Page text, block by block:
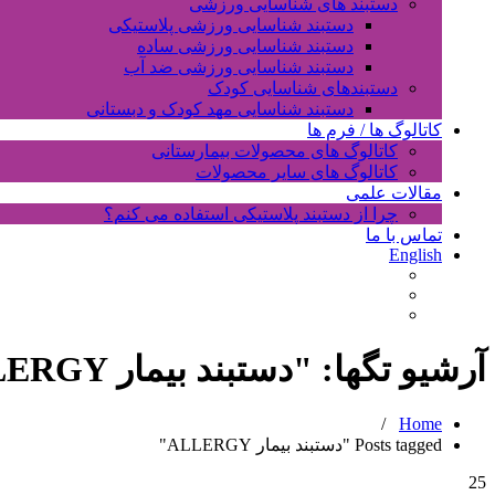
دستبند شناسایی ورزشی پلاستیکی
دستبند شناسایی ورزشی ساده
دستبند شناسایی ورزشی ضد آب
دستبندهای شناسایی کودک
دستبند شناسایی مهد کودک و دبستانی
کاتالوگ ها / فرم ها
کاتالوگ های محصولات بیمارستانی
کاتالوگ های سایر محصولات
مقالات علمی
چرا از دستبند پلاستیکی استفاده می کنم؟
تماس با ما
English
آرشیو تگها: "دستبند بیمار ALLERGY
Home
/
Posts tagged "دستبند بیمار ALLERGY"
25